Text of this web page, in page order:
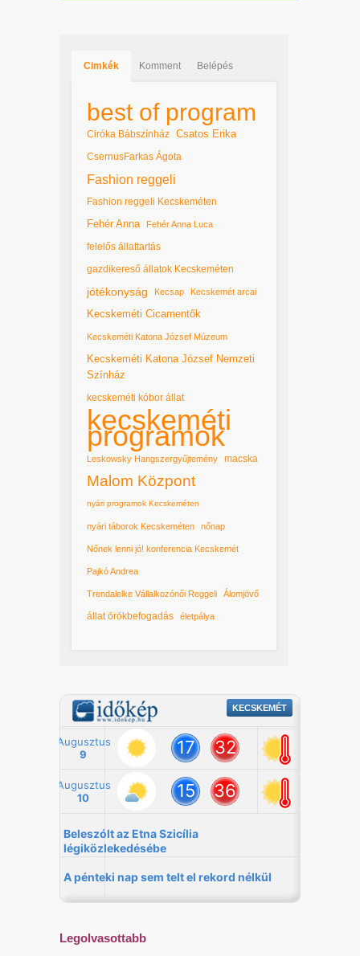
Cimkék Komment Belépés
best of program
Ciróka Bábszínház Csatos Erika
CsernusFarkas Ágota
Fashion reggeli
Fashion reggeli Kecskeméten
Fehér Anna Fehér Anna Luca
felelős állattartás
gazdikereső állatok Kecskeméten
jótékonyság Kecsap Kecskemét arcai
Kecskeméti Cicamentők
Kecskeméti Katona József Múzeum
Kecskeméti Katona József Nemzeti
Színház
kecskeméti kóbor állat
kecskeméti
programok
Leskowsky Hangszergyűjtemény macska
Malom Központ
nyári programok Kecskeméten
nyári táborok Kecskeméten nőnap
Nőnek lenni jó! konferencia Kecskemét
Pajkó Andrea
Trendalelke Vállalkozónői Reggeli Álomjövő
állat örökbefogadás életpálya
Legolvasottabb